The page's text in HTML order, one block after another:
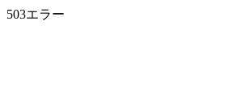
503エラー